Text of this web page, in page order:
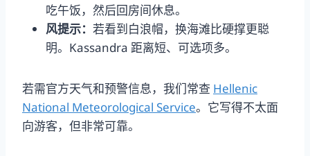
吃午饭，然后回房间休息。
风提示： 若看到白浪帽，换海滩比硬撑更聪
明。Kassandra 距离短、可选项多。
若需官方天气和预警信息，我们常查 Hellenic
National Meteorological Service。它写得不太面
向游客，但非常可靠。